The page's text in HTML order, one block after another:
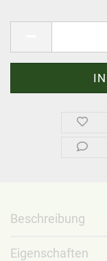
Beschreibung
Eigenschaften